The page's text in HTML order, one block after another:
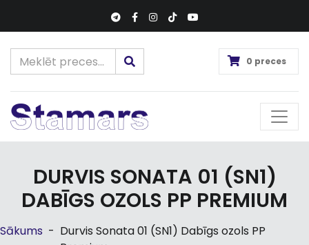
0 preces
DURVIS SONATA 01 (SN1)
DABĪGS OZOLS PP PREMIUM
Sākums - Durvis Sonata 01 (SN1) Dabīgs ozols PP